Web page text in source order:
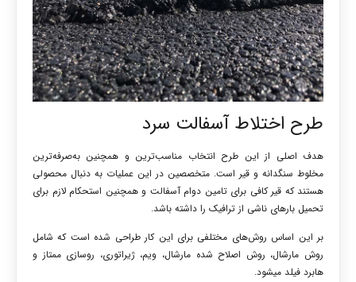
طرح اختلاط آسفالت سرد
هدف اصلی از این طرح انتخاب مناسب‌ترین و همچنین به‌صرفه‌ترین
مخلوط سنگدانه و قیر است. متخصصین در این عملیات به دنبال محصولی
هستند که قیر کافی برای تامین دوام آسفالت و همچنین استحکام لازم برای
تحمیل بارهای ناشی از ترافیک را داشته باشد.
بر این اساس روش‌های مختلفی برای این کار طراحی شده است که شامل
روش مارشال، روش اصلاح شده مارشال، ویم، ژیراتوری، روسازی ممتاز و
هابرد فیلد می‎شود.